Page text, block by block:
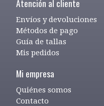
Atención al cliente
Envíos y devoluciones
Métodos de pago
Guía de tallas
Mis pedidos
Mi empresa
Quiénes somos
Contacto